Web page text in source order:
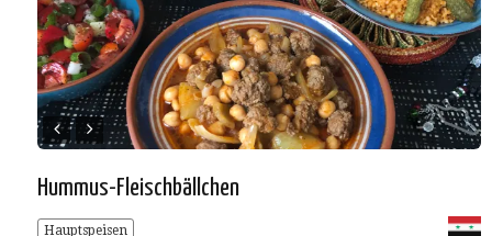
Hummus-Fleischbällchen
Hauptspeisen